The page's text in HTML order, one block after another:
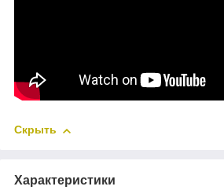
Скрыть
Характеристики